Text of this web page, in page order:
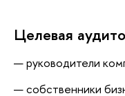
Целевая
руководители
собственники